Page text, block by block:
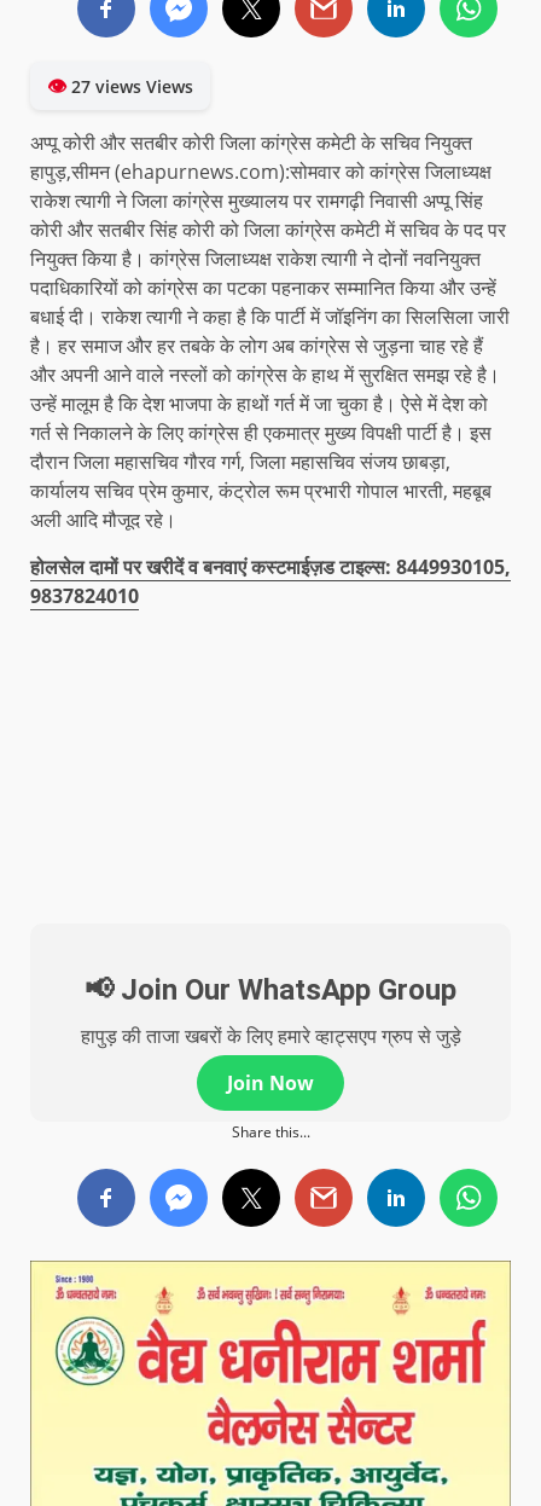
👁27 views Views
अप्पू कोरी और सतबीर कोरी जिला कांग्रेस कमेटी के सचिव नियुक्त
हापुड़,सीमन (ehapurnews.com):सोमवार को कांग्रेस जिलाध्यक्ष
राकेश त्यागी ने जिला कांग्रेस मुख्यालय पर रामगढ़ी निवासी अप्पू सिंह
कोरी और सतबीर सिंह कोरी को जिला कांग्रेस कमेटी में सचिव के पद पर
नियुक्त किया है। कांग्रेस जिलाध्यक्ष राकेश त्यागी ने दोनों नवनियुक्त
पदाधिकारियों को कांग्रेस का पटका पहनाकर सम्मानित किया और उन्हें
बधाई दी। राकेश त्यागी ने कहा है कि पार्टी में जॉइनिंग का सिलसिला जारी
है। हर समाज और हर तबके के लोग अब कांग्रेस से जुड़ना चाह रहे हैं
और अपनी आने वाले नस्लों को कांग्रेस के हाथ में सुरक्षित समझ रहे है।
उन्हें मालूम है कि देश भाजपा के हाथों गर्त में जा चुका है। ऐसे में देश को
गर्त से निकालने के लिए कांग्रेस ही एकमात्र मुख्य विपक्षी पार्टी है। इस
दौरान जिला महासचिव गौरव गर्ग, जिला महासचिव संजय छाबड़ा,
कार्यालय सचिव प्रेम कुमार, कंट्रोल रूम प्रभारी गोपाल भारती, महबूब
अली आदि मौजूद रहे।
होलसेल दामों पर खरीदें व बनवाएं कस्टमाईज़ड टाइल्स: 8449930105,
9837824010
📢 Join Our WhatsApp Group
हापुड़ की ताजा खबरों के लिए हमारे व्हाट्सएप ग्रुप से जुड़े
Join Now
Share this...